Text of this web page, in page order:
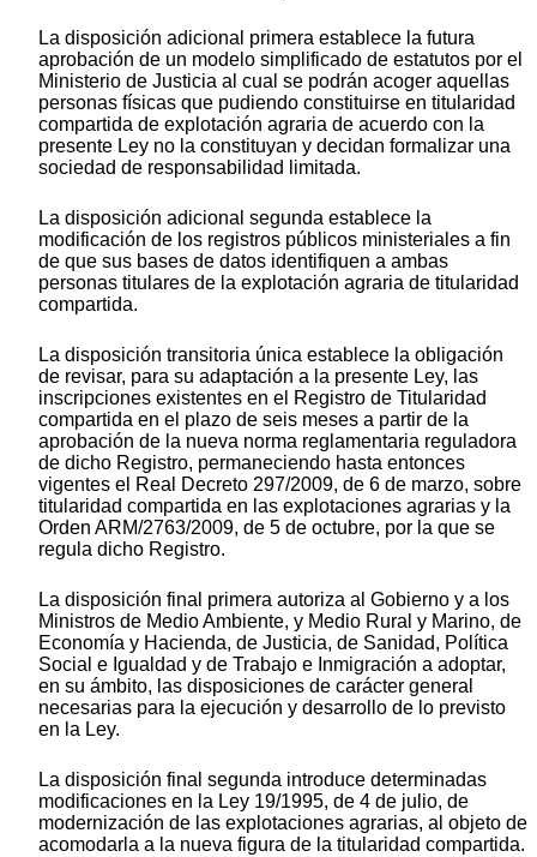
La disposición adicional primera establece la futura
aprobación de un modelo simplificado de estatutos por el
Ministerio de Justicia al cual se podrán acoger aquellas
personas físicas que pudiendo constituirse en titularidad
compartida de explotación agraria de acuerdo con la
presente Ley no la constituyan y decidan formalizar una
sociedad de responsabilidad limitada.
La disposición adicional segunda establece la
modificación de los registros públicos ministeriales a fin
de que sus bases de datos identifiquen a ambas
personas titulares de la explotación agraria de titularidad
compartida.
La disposición transitoria única establece la obligación
de revisar, para su adaptación a la presente Ley, las
inscripciones existentes en el Registro de Titularidad
compartida en el plazo de seis meses a partir de la
aprobación de la nueva norma reglamentaria reguladora
de dicho Registro, permaneciendo hasta entonces
vigentes el Real Decreto 297/2009, de 6 de marzo, sobre
titularidad compartida en las explotaciones agrarias y la
Orden ARM/2763/2009, de 5 de octubre, por la que se
regula dicho Registro.
La disposición final primera autoriza al Gobierno y a los
Ministros de Medio Ambiente, y Medio Rural y Marino, de
Economía y Hacienda, de Justicia, de Sanidad, Política
Social e Igualdad y de Trabajo e Inmigración a adoptar,
en su ámbito, las disposiciones de carácter general
necesarias para la ejecución y desarrollo de lo previsto
en la Ley.
La disposición final segunda introduce determinadas
modificaciones en la Ley 19/1995, de 4 de julio, de
modernización de las explotaciones agrarias, al objeto de
acomodarla a la nueva figura de la titularidad compartida.